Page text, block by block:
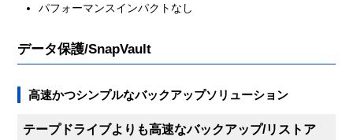
パフォーマンスインパクトなし
データ保護/SnapVault
高速かつシンプルなバックアップソリューション
テープドライブよりも高速なバックアップ/リストア